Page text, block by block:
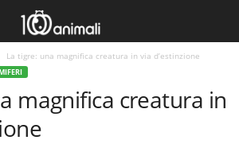
La tigre: una magnifica creatura in via d’estinzione
magnifica creatura in